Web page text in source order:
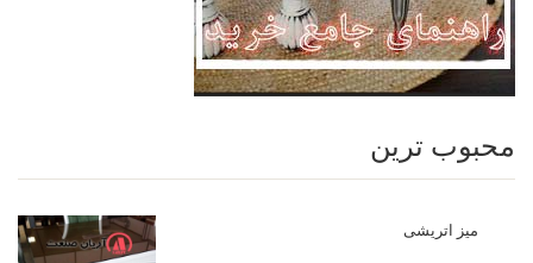
محبوب ترین
میز اتریشی